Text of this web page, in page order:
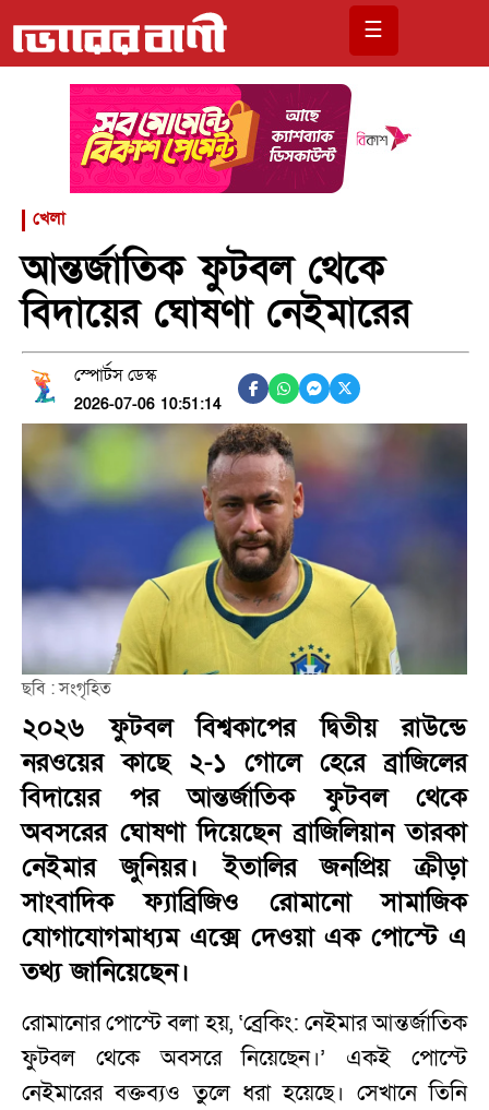
☰
খেলা
আন্তর্জাতিক ফুটবল থেকে
বিদায়ের ঘোষণা নেইমারের
স্পোর্টস ডেস্ক
2026-07-06 10:51:14
ছবি : সংগৃহিত
২০২৬ ফুটবল বিশ্বকাপের দ্বিতীয় রাউন্ডে
নরওয়ের কাছে ২-১ গোলে হেরে ব্রাজিলের
বিদায়ের পর আন্তর্জাতিক ফুটবল থেকে
অবসরের ঘোষণা দিয়েছেন ব্রাজিলিয়ান তারকা
নেইমার জুনিয়র। ইতালির জনপ্রিয় ক্রীড়া
সাংবাদিক ফ্যাব্রিজিও রোমানো সামাজিক
যোগাযোগমাধ্যম এক্সে দেওয়া এক পোস্টে এ
তথ্য জানিয়েছেন।
রোমানোর পোস্টে বলা হয়, ‘ব্রেকিং: নেইমার আন্তর্জাতিক
ফুটবল থেকে অবসরে নিয়েছেন।’ একই পোস্টে
নেইমারের বক্তব্যও তুলে ধরা হয়েছে। সেখানে তিনি